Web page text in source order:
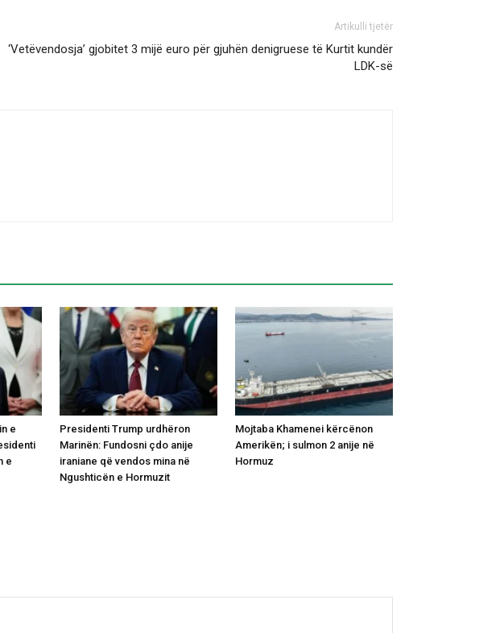
Artikulli tjetër
‘Vetëvendosja’ gjobitet 3 mijë euro për gjuhën denigruese të Kurtit kundër
LDK-së
e
e
Presidenti Trump urdhëron
Marinën: Fundosni çdo anije
iraniane që vendos mina në
Ngushticën e Hormuzit
Mojtaba Khamenei kërcënon
Amerikën; i sulmon 2 anije në
Hormuz